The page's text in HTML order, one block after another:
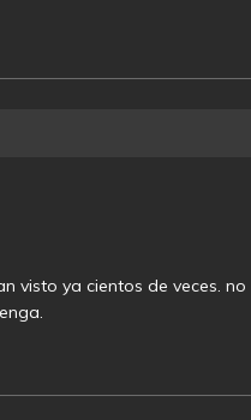
visto ya cientos de veces. no